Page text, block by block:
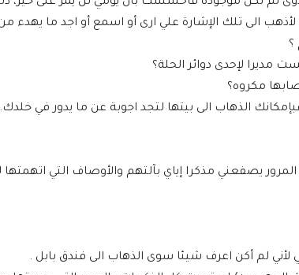
الى تلك الإشارة علي ارى أو اسمع أو اجد ما يهدء
؟
مديرا لإحدى دوائر الحلة؟
مكروه؟
الذهاب الى بيتها لتجد اجوبة عن ما يدور في خلدك.
يصفعني مذكرا إياي بآلتهم والأوصاف التي اتهمتها
لم أكن اعرف شيئا سوى الذهاب الى فندق بابل .